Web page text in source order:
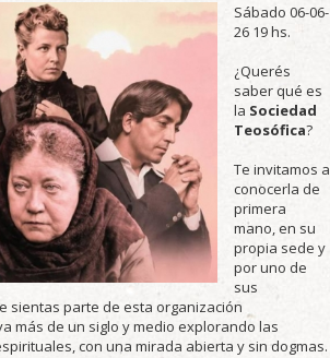
Sábado 06-06-
26 19 hs.
¿Querés
saber qué es
la Sociedad
Teosófica?
Te invitamos a
conocerla de
primera
mano, en su
propia sede y
por uno de
sus
sientas parte de esta organización
más de un siglo y medio explorando las
con una mirada abierta y sin dogmas.